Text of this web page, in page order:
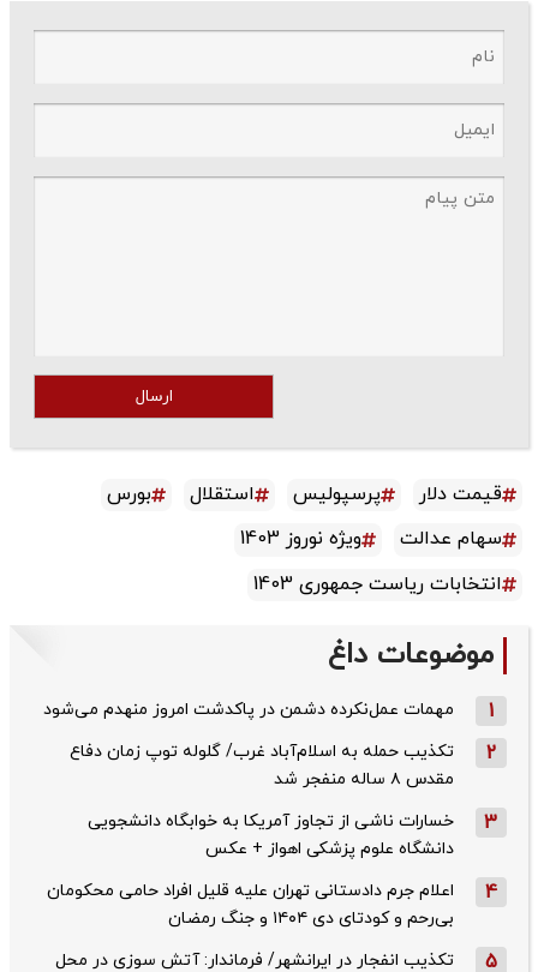
ارسال
قیمت دلار پرسپولیس استقلال
بورس
سهام عدالت
ویژه نوروز 1403
انتخابات ریاست جمهوری 1403
موضوعات داغ
1 مهمات عمل‌نکرده دشمن در پاکدشت امروز منهدم می‌شود
2
تکذیب حمله به اسلام‌آباد غرب/ گلوله توپ زمان دفاع
مقدس ۸ ساله منفجر شد
3
خسارات ناشی از تجاوز آمریکا به خوابگاه دانشجویی
دانشگاه علوم پزشکی اهواز + عکس
4
اعلام جرم دادستانی تهران علیه قلیل افراد حامی محکومان
بی‌رحم و کودتای دی‌ ۱۴۰۴ و جنگ رمضان
5 تکذیب ‌انفجار در ایرانشهر/ فرماندار: آتش سوزی در محل